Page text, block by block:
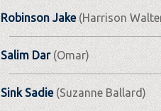
Robinson Jake(Harrison
Salim Dar(Omar)
Sink Sadie(Suzanne Ballard)